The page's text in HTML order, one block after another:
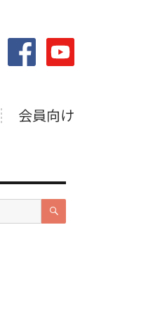
会員向け
検